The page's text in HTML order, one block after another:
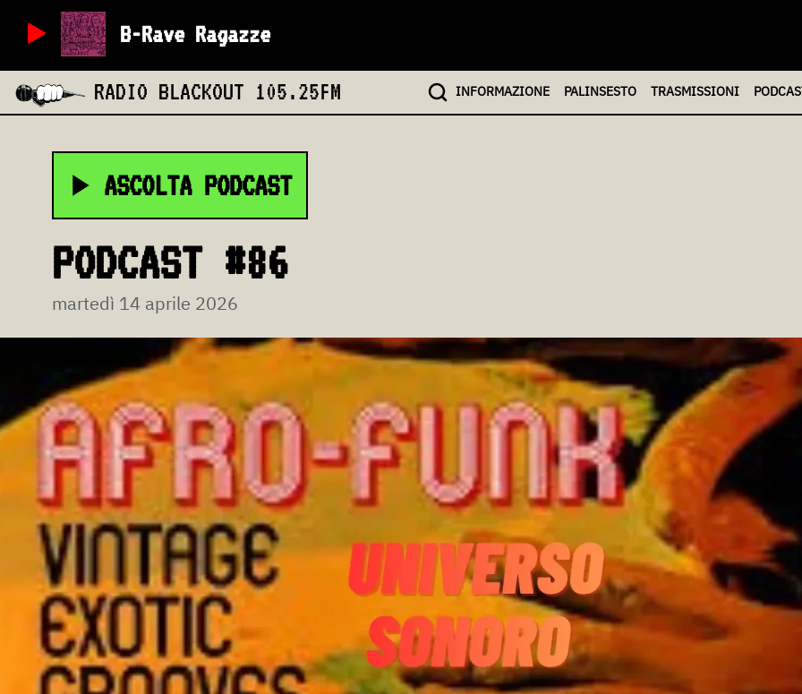
B-Rave Ragazze
RADIO BLACKOUT 105.25FM INFORMAZIONE PALINSESTO TRASMISSIONI
ASCOLTA PODCAST
PODCAST #86
martedì 14 aprile 2026